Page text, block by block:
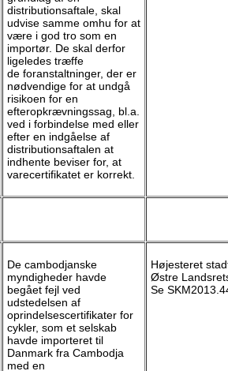
distributionsaftale, skal
udvise samme omhu for at
være i god tro som en
importør. De skal derfor
ligeledes træffe
de foranstaltninger, der er
nødvendige for at undgå
risikoen for en
efteropkrævningssag, bl.a.
ved i forbindelse med eller
efter en indgåelse af
distributionsaftalen at
indhente beviser for, at
varecertifikatet er korrekt.
De cambodjanske
myndigheder havde
begået fejl ved
udstedelsen af
oprindelsescertifikater for
cykler, som et selskab
havde importeret til
Danmark fra Cambodja
med en
Højesteret
Østre
Se